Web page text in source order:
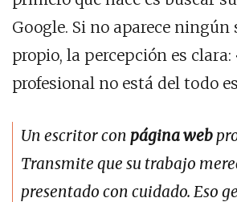
Google. Si no aparece ningún
propio, la percepción es clara:
profesional no está del todo
Un escritor con página web
Transmite que su trabajo
presentado con cuidado. Eso